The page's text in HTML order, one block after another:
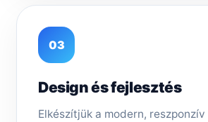
03
Design és fejlesztés
Elkészítjük a modern,